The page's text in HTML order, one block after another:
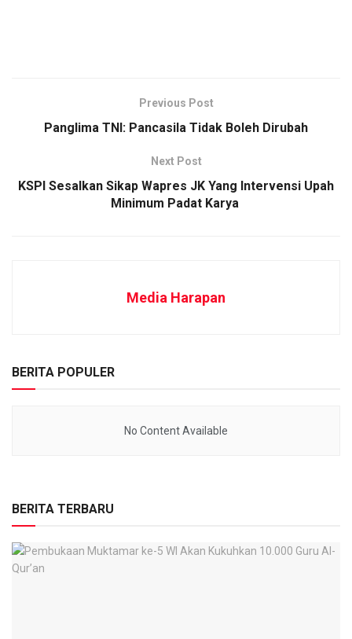
Previous Post
Panglima TNI: Pancasila Tidak Boleh Dirubah
Next Post
KSPI Sesalkan Sikap Wapres JK Yang Intervensi Upah
Minimum Padat Karya
Media Harapan
BERITA POPULER
No Content Available
BERITA TERBARU